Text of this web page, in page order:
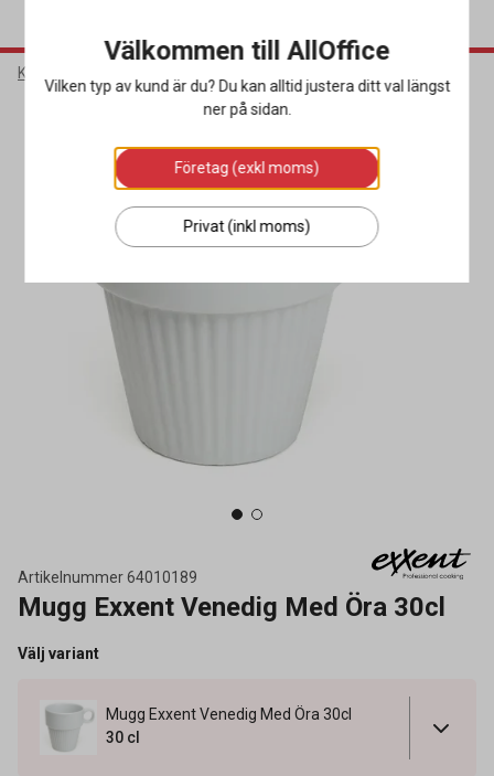
Kök & Servering
Artikelnummer64010189
Mugg Exxent Venedig Med Öra 30cl
Välj variant
Mugg Exxent Venedig Med Öra 30cl
30 cl
Välkommen till AllOffice
Vilken typ av kund är du? Du kan alltid justera ditt val längst
ner på sidan.
Företag (exkl moms)
Privat (inkl moms)